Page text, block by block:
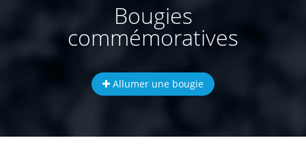
Bougies
commémoratives
Allumer une bougie